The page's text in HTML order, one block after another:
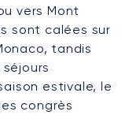
vers Mont
sont calées sur
tandis
estivale, le
congrès